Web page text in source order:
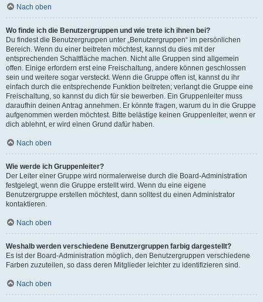
Nach oben
Wo finde ich die Benutzergruppen und wie trete ich ihnen bei?
Du findest die Benutzergruppen unter „Benutzergruppen“ im persönlichen
Bereich. Wenn du einer beitreten möchtest, kannst du dies mit der
entsprechenden Schaltfläche machen. Nicht alle Gruppen sind allgemein
offen. Einige erfordern erst eine Freischaltung, andere können geschlossen
sein und weitere sogar versteckt. Wenn die Gruppe offen ist, kannst du ihr
einfach durch die entsprechende Funktion beitreten; verlangt die Gruppe eine
Freischaltung, so kannst du dich für sie bewerben. Ein Gruppenleiter muss
daraufhin deinen Antrag annehmen. Er könnte fragen, warum du in die Gruppe
aufgenommen werden möchtest. Bitte belästige keinen Gruppenleiter, wenn er
dich ablehnt, er wird einen Grund dafür haben.
Nach oben
Wie werde ich Gruppenleiter?
Der Leiter einer Gruppe wird normalerweise durch die Board-Administration
festgelegt, wenn die Gruppe erstellt wird. Wenn du eine eigene
Benutzergruppe erstellen möchtest, dann solltest du einen Administrator
kontaktieren.
Nach oben
Weshalb werden verschiedene Benutzergruppen farbig dargestellt?
Es ist der Board-Administration möglich, den Benutzergruppen verschiedene
Farben zuzuteilen, so dass deren Mitglieder leichter zu identifizieren sind.
Nach oben